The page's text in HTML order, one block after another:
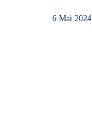
6 Mai 2024